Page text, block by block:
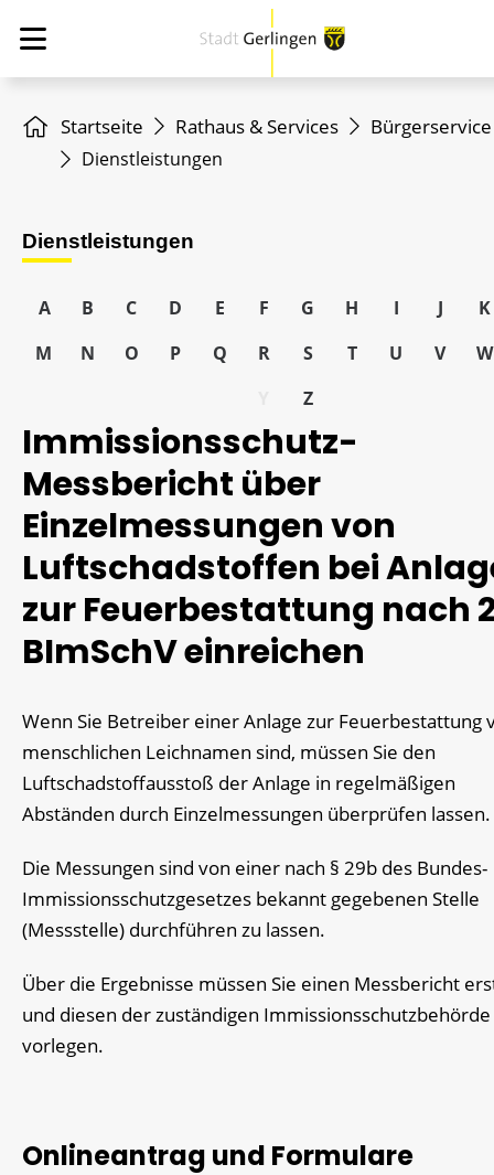
Startseite Rathaus & Services Bürgerservice
Dienstleistungen
Dienstleistungen
A B C D E F G H I J
K
M
N O P Q R S T U V
W
Z
Immissionsschutz-
Messbericht über
Einzelmessungen von
Luftschadstoffen bei
zur Feuerbestattung nach
BImSchV einreichen
Wenn Sie Betreiber einer Anlage zur Feuerbestattung
menschlichen Leichnamen sind, müssen Sie den
Luftschadstoffausstoß der Anlage in regelmäßigen
Abständen durch Einzelmessungen überprüfen lassen.
Die Messungen sind von einer nach § 29b des Bundes-
Immissionsschutzgesetzes bekannt gegebenen Stelle
(Messstelle) durchführen zu lassen.
Über die Ergebnisse müssen Sie einen Messbericht
und diesen der zuständigen Immissionsschutzbehörde
vorlegen.
Onlineantrag und Formulare